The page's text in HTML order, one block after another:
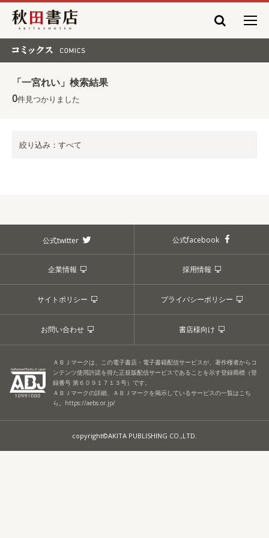
秋田書店
「一宮れい」検索結果
0件見つかりました
絞り込み：すべて
公式twitter 公式facebook
企業情報 採用情報
サイトポリシー プライバシーポリシー
お問い合わせ 書店様向け
ＡＢＪマークは、この電子書店・電子書籍配信サービスが、著作権者からコ
ンテンツ使用許諾を得た正規版配信サービスであることを示す登録商標（登
録番号 第６０９１７１３号）です。
ＡＢＪマークの詳細、ＡＢＪマークを掲示しているサービスの一覧はこち
ら。 https://aebs.or.jp/
copyright©AKITA PUBLISHING CO.,LTD.